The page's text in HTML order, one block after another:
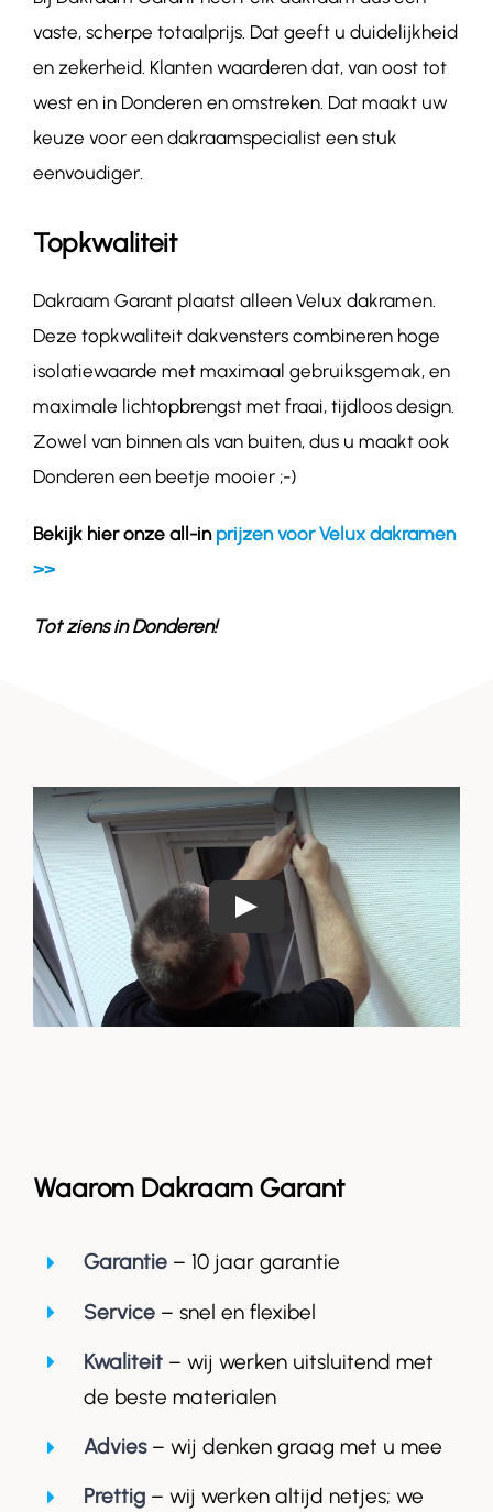
vaste, scherpe totaalprijs. Dat geeft u duidelijkheid
en zekerheid. Klanten waarderen dat, van oost tot
west en in Donderen en omstreken. Dat maakt uw
keuze voor een dakraamspecialist een stuk
eenvoudiger.
Topkwaliteit
Dakraam Garant plaatst alleen Velux dakramen.
Deze topkwaliteit dakvensters combineren hoge
isolatiewaarde met maximaal gebruiksgemak, en
maximale lichtopbrengst met fraai, tijdloos design.
Zowel van binnen als van buiten, dus u maakt ook
Donderen een beetje mooier ;-)
Bekijk hier onze all-in prijzen voor Velux dakramen
>>
Tot ziens inDonderen!
Waarom Dakraam Garant
Garantie– 10 jaar garantie
Service – snel en flexibel
Kwaliteit– wij werken uitsluitend met
de beste materialen
Advies– wij denken graag met u mee
Prettig– wij werken altijd netjes; we